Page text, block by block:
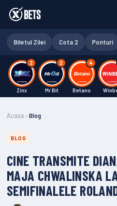
Biletul Zilei Cota 2 Ponturi
2
Zinx
2
Mr Bit
4
Betano
Acasă › Blog
BLOG
CINE TRANSMITE
MAJA CHWALINSKA
SEMIFINALELE